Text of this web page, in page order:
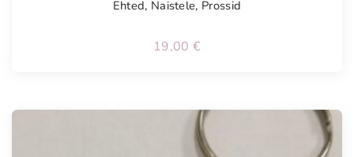
Ehted, Naistele, Prossid
19,00 €